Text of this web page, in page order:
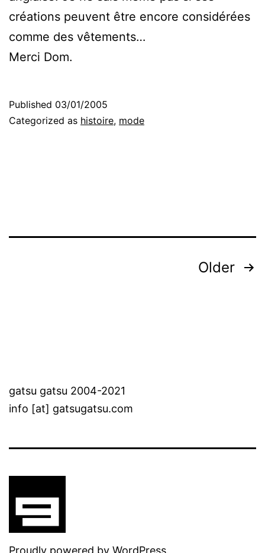
créations peuvent être encore considérées
comme des vêtements…
Merci Dom.
Published 03/01/2005
Categorized as histoire, mode
Older
gatsu gatsu 2004-2021
info [at] gatsugatsu.com